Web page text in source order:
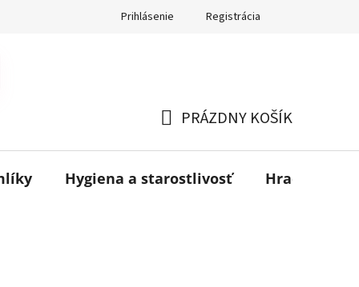
Prihlásenie Registrácia
KOŠÍK
PRÁZDNY KOŠÍK
Hygiena a starostlivosť Hračky